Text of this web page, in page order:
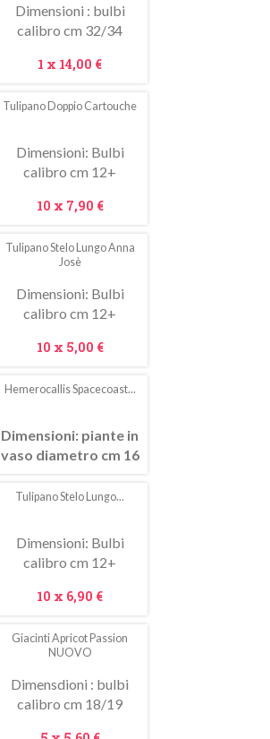
Dimensioni : bulbi
calibro cm 32/34
Prezzo
1 x 14,00 €
Tulipano Doppio Cartouche
Dimensioni: Bulbi
calibro cm 12+
Prezzo
10 x 7,90 €
Tulipano Stelo Lungo Anna
Josè
Dimensioni: Bulbi
calibro cm 12+
Prezzo
10 x 5,00 €
Hemerocallis Spacecoast...
Dimensioni: piante in
vaso diametro cm 16
Tulipano Stelo Lungo...
Dimensioni: Bulbi
calibro cm 12+
Prezzo
10 x 6,90 €
Giacinti Apricot Passion
NUOVO
Dimensdioni : bulbi
calibro cm 18/19